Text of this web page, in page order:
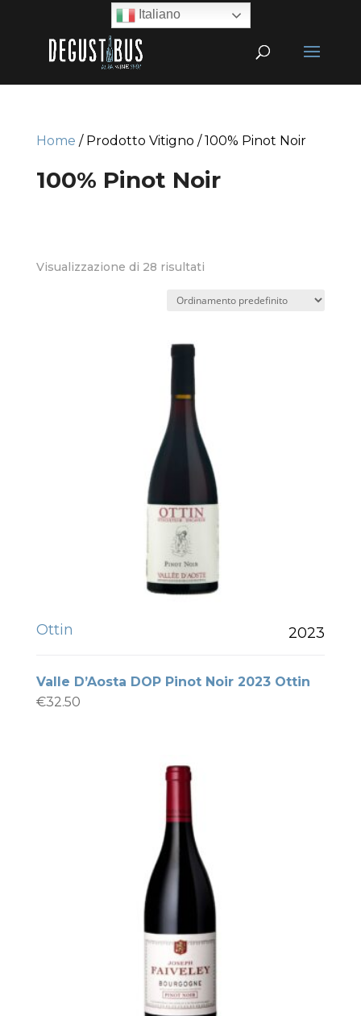
Home / Prodotto Vitigno / 100% Pinot Noir
100% Pinot Noir
Visualizzazione di 28 risultati
Ottin 2023
Valle D’Aosta DOP Pinot Noir 2023 Ottin
€32.50
Italiano